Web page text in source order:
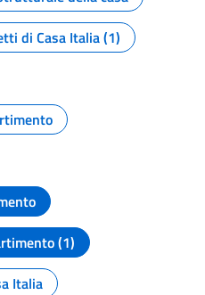
di Casa Italia (1)
(1)
Italia